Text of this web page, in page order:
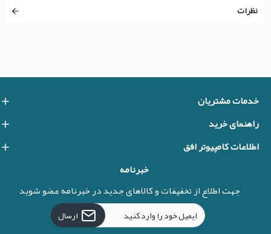
نظرات
خدمات مشتریان
راهنمای خرید
اطلاعات کامپیوتر افق
خبرنامه
جهت اطلاع از تخفیفات و کالاهای جدید در خبرنامه عضو شوید
ارسال